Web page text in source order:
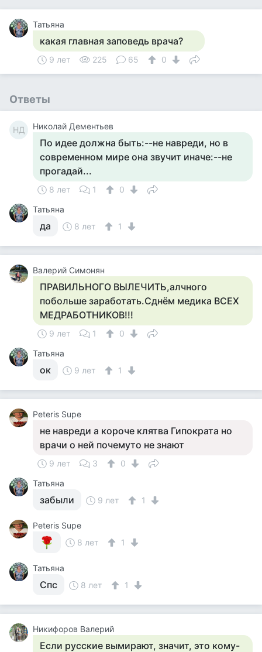
Татьяна
какая главная заповедь врача?
9 лет 225 65 0
Ответы
НД Николай Дементьев
По идее должна быть:--не навреди, но в
современном мире она звучит иначе:--не
прогадай...
8 лет 1
0
Татьяна
да 8 лет 1
Валерий Симонян
ПРАВИЛЬНОГО ВЫЛЕЧИТЬ,алчного
побольше заработать.Сднём медика ВСЕХ
МЕДРАБОТНИКОВ!!!
9 лет 1
0
Татьяна
ок 9 лет 1
Peteris Supe
не навреди а короче клятва Гипократа но
врачи о ней почемуто не знают
9 лет 3
0
Татьяна
забыли 9 лет 1
Peteris Supe
8 лет
1
Татьяна
Спс 8 лет 1
Никифоров Валерий
Если русские вымирают, значит, это кому-